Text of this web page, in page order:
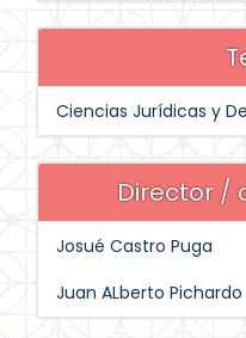
Ciencias Jurídicas y
Director /
Josué Castro Puga
Juan ALberto